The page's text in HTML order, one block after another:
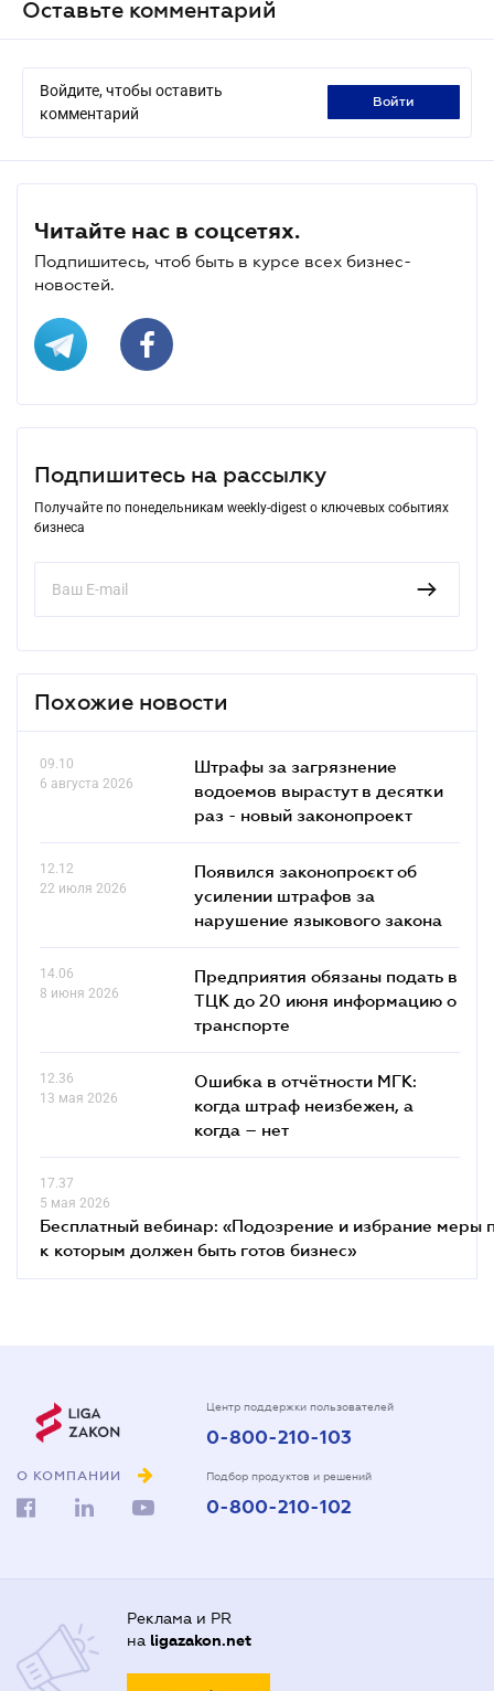
Оставьте комментарий
Войдите, чтобы оставить
комментарий
войти
Читайте нас в соцсетях.
Подпишитесь, чтоб быть в курсе всех бизнес-
новостей.
Подпишитесь на рассылку
Получайте по понедельникам weekly-digest о ключевых событиях
бизнеса
Похожие новости
09.10
6 августа 2026
Штрафы за загрязнение
водоемов вырастут в десятки
раз - новый законопроект
12.12
22 июля 2026
Появился законопроєкт об
усилении штрафов за
нарушение языкового закона
14.06
8 июня 2026
Предприятия обязаны подать в
ТЦК до 20 июня информацию о
транспорте
12.36
13 мая 2026
Ошибка в отчётности МГК:
когда штраф неизбежен, а
когда – нет
17.37
5 мая 2026
Бесплатный вебинар: «Подозрение и избрание меры
к которым должен быть готов бизнес»
О КОМПАНИИ
Центр поддержки пользователей
0-800-210-103
Подбор продуктов и решений
0-800-210-102
Реклама и PR
на ligazakon.net